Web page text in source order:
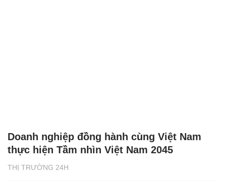
THỊ TRƯỜNG 24H
Doanh nghiệp đồng hành cùng Việt Nam
thực hiện Tầm nhìn Việt Nam 2045